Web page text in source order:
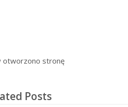
otworzono stronę
Posts